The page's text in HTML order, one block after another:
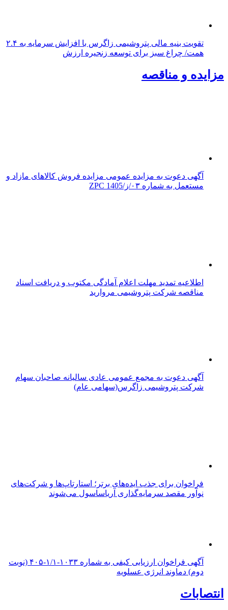
تقویت بنیه مالی پتروشیمی زاگرس با افزایش سرمایه به ۲.۴
همت/ چراغ سبز برای توسعه زنجیره ارزش
مزایده و مناقصه
آگهی دعوت به مزایده عمومی مزایده فروش کالاهای مازاد و
مستعمل به شماره ۰۳/ز/ZPC 1405
اطلاعیه تمدید مهلت اعلام آمادگی مکتوب و دریافت اسناد
مناقصه شرکت پتروشیمی مروارید
آگهی دعوت به مجمع عمومی عادی سالیانه صاحبان سهام
شرکت پتروشیمی زاگرس(سهامی عام)
فراخوان برای جذب ایده‌های برتر؛ استارتاپ‌ها و شرکت‌های
نوآور مقصد سرما‌یه‌گذاری آریاساسول می‌شوند
آگهی فراخوان ارزیابی کیفی به شماره ۱۰۳۳-۱/۱-۴۰۵ (نوبت
دوم) دماوند انرژی عسلویه
انتصابات